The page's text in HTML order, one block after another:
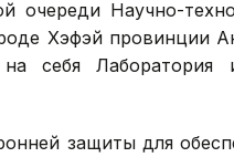
очереди Научно-
Хэфэй провинции
себя Лаборатория
защиты для